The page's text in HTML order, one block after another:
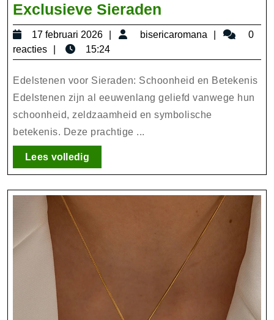
Exclusieve Sieraden
Edelstenen
Exclusieve
Sieraden
17 februari 2026
17
2026
bisericaromana
0
reacties
15:24
Edelstenen voor Sieraden: Schoonheid en Betekenis
Edelstenen zijn al eeuwenlang geliefd vanwege hun
schoonheid, zeldzaamheid en symbolische
betekenis. Deze prachtige ...
Lees volledigLees
volledig